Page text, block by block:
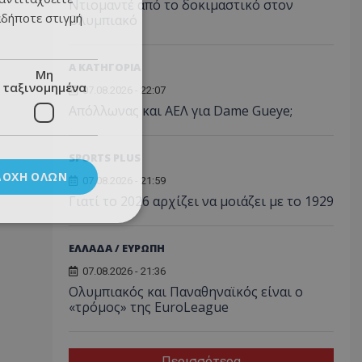
Ντιομαντέ από το δοκιμαστικό στον
Ολυμπιακό
07.08.2026 - 22:07
Απόλλωνας και ΑΕΛ για Dame Gueye;
SPORTS PLUS
07.08.2026 - 21:59
Γιατί το 2026 αρχίζει να μοιάζει με το 1929
ΕΛΛΑΔΑ / ΕΥΡΩΠΗ
07.08.2026 - 21:36
Ολυμπιακός και Παναθηναϊκός είναι ο
«τρόμος» της EuroLeague
στιγμή
Μη
ταξινομημένα
ΌΛΩΝ